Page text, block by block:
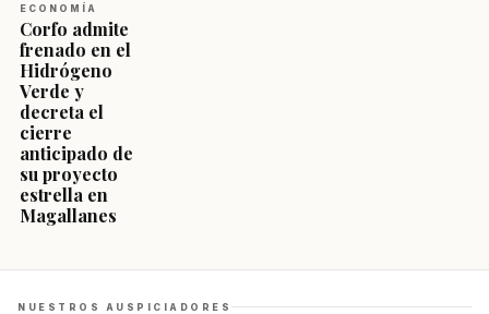
ECONOMÍA
Corfo admite
frenado en el
Hidrógeno
Verde y
decreta el
cierre
anticipado de
su proyecto
estrella en
Magallanes
NUESTROS AUSPICIADORES